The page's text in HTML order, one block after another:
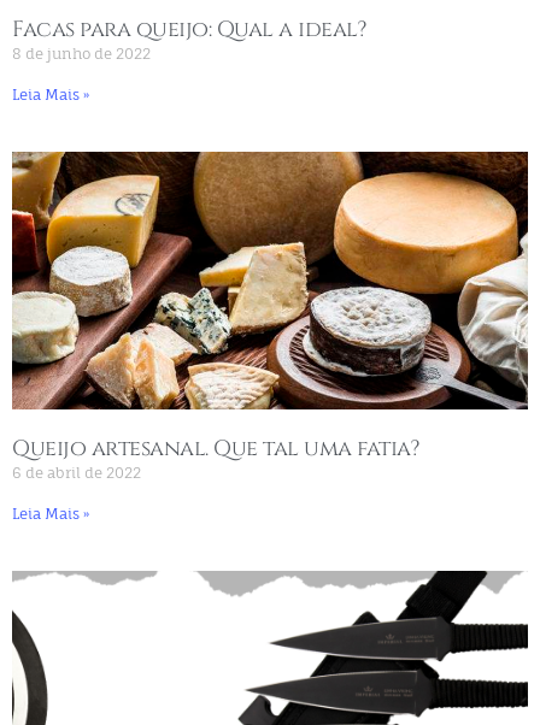
Facas para queijo: Qual a ideal?
8 de junho de 2022
Leia Mais »
Queijo artesanal. Que tal uma fatia?
6 de abril de 2022
Leia Mais »